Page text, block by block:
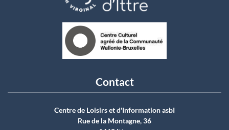
Contact
Centre de Loisirs et d'Information asbI
Rue de la Montagne, 36